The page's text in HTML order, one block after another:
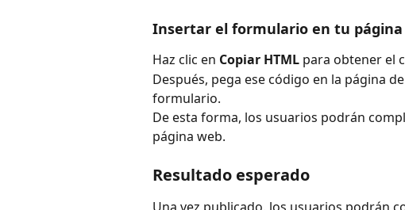
Insertar el formulario en tu página
Haz clic en Copiar HTML para obtener el
Después, pega ese código en la página
formulario.
De esta forma, los usuarios podrán
página web.
Resultado esperado